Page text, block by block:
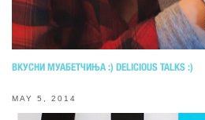
ВКУСНИ МУАБЕТЧИЊА :) DELICIOUS TALKS :)
MAY 5, 2014